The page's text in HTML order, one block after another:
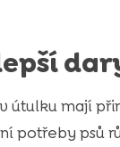
útulku mají
potřeby psů